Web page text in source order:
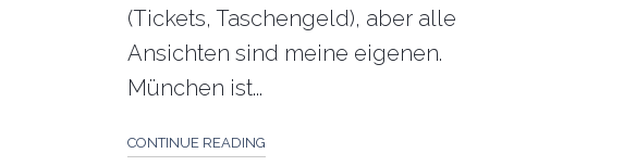
(Tickets, Taschengeld), aber alle
Ansichten sind meine eigenen.
München ist...
CONTINUE READING